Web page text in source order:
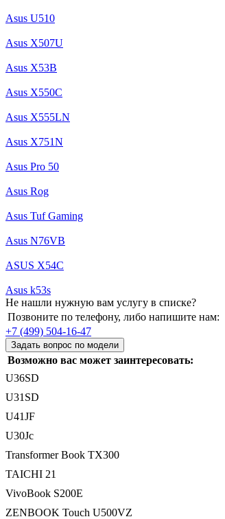
Asus U510
Asus X507U
Asus X53B
Asus X550C
Asus X555LN
Asus X751N
Asus Pro 50
Asus Rog
Asus Tuf Gaming
Asus N76VB
ASUS X54C
Asus k53s
Не нашли нужную вам услугу в списке?
Позвоните по телефону, либо напишите нам:
+7 (499) 504-16-47
Задать вопрос по модели
Возможно вас может заинтересовать:
U36SD
U31SD
U41JF
U30Jc
Transformer Book TX300
TAICHI 21
VivoBook S200E
ZENBOOK Touch U500VZ